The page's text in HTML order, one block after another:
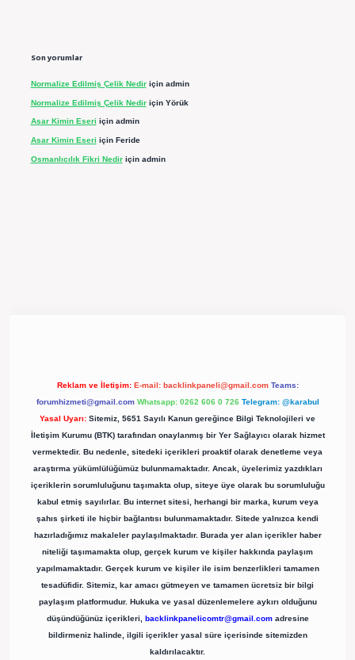
Son yorumlar
Normalize Edilmiş Çelik Nediriçin admin
Normalize Edilmiş Çelik Nediriçin Yörük
Asar Kimin Eseri için admin
Asar Kimin Eseri için Feride
Osmanlıcılık Fikri Nediriçin admin
Reklam ve İletişim: E-mail: backlinkpaneli@gmail.com Teams:
forumhizmeti@gmail.com Whatsapp: 0262 606 0 726 Telegram: @karabul
Yasal Uyarı: Sitemiz, 5651 Sayılı Kanun gereğince Bilgi Teknolojileri ve
İletişim Kurumu (BTK) tarafından onaylanmış bir Yer Sağlayıcı olarak hizmet
vermektedir. Bu nedenle, sitedeki içerikleri proaktif olarak denetleme veya
araştırma yükümlülüğümüz bulunmamaktadır. Ancak, üyelerimiz yazdıkları
içeriklerin sorumluluğunu taşımakta olup, siteye üye olarak bu sorumluluğu
kabul etmiş sayılırlar. Bu internet sitesi, herhangi bir marka, kurum veya
şahıs şirketi ile hiçbir bağlantısı bulunmamaktadır. Sitede yalnızca kendi
hazırladığımız makaleler paylaşılmaktadır. Burada yer alan içerikler haber
niteliği taşımamakta olup, gerçek kurum ve kişiler hakkında paylaşım
yapılmamaktadır. Gerçek kurum ve kişiler ile isim benzerlikleri tamamen
tesadüfidir. Sitemiz, kar amacı gütmeyen ve tamamen ücretsiz bir bilgi
paylaşım platformudur. Hukuka ve yasal düzenlemelere aykırı olduğunu
düşündüğünüz içerikleri, backlinkpanelicomtr@gmail.comadresine
bildirmeniz halinde, ilgili içerikler yasal süre içerisinde sitemizden
kaldırılacaktır.